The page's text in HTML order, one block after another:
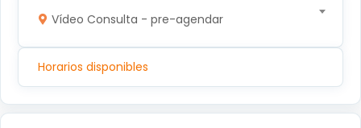
Vídeo Consulta - pre-agendar
Horarios disponibles